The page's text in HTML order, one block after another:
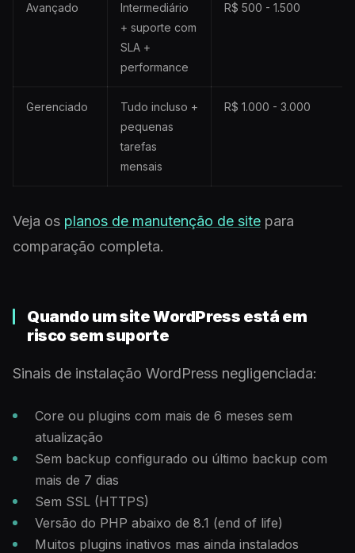
Avançado
Intermediário
+ suporte com
SLA +
performance
R$ 500 - 1.500
Gerenciado
Tudo incluso +
pequenas
tarefas
mensais
R$ 1.000 - 3.000
Veja os planos de manutenção de site para
comparação completa.
Quando um site WordPress está em
risco sem suporte
Sinais de instalação WordPress negligenciada:
Core ou plugins com mais de 6 meses sem
atualização
Sem backup configurado ou último backup com
mais de 7 dias
Sem SSL (HTTPS)
Versão do PHP abaixo de 8.1 (end of life)
Muitos plugins inativos mas ainda instalados